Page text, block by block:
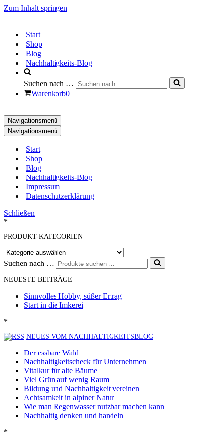
Zum Inhalt springen
Start
Shop
Blog
Nachhaltigkeits-Blog
Suchen nach …
Warenkorb0
Navigationsmenü
Navigationsmenü
Start
Shop
Blog
Nachhaltigkeits-Blog
Impressum
Datenschutzerklärung
Schließen
*
PRODUKT-KATEGORIEN
Suchen nach …
NEUESTE BEITRÄGE
Sinnvolles Hobby, süßer Ertrag
Start in die Imkerei
*
NEUES VOM NACHHALTIGKEITSBLOG
Der essbare Wald
Nachhaltigkeitscheck für Unternehmen
Vitalkur für alte Bäume
Viel Grün auf wenig Raum
Bildung und Nachhaltigkeit vereinen
Achtsamkeit in alpiner Natur
Wie man Regenwasser nutzbar machen kann
Nachhaltig denken und handeln
*